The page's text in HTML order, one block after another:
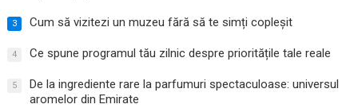
3 Cum să vizitezi un muzeu fără să te simți copleșit
4 Ce spune programul tău zilnic despre prioritățile tale reale
5
De la ingrediente rare la parfumuri spectaculoase: universul
aromelor din Emirate